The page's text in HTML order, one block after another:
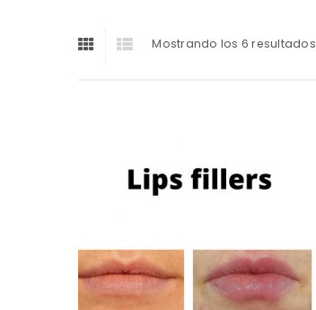
Mostrando los 6 resultados